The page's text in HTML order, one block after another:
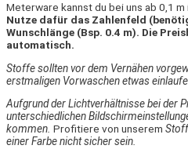
Meterware kannst du bei uns ab 0,1
Nutze dafür das Zahlenfeld
Wunschlänge (Bsp. 0.4 m). Die
automatisch.
Stoffe sollten vor dem Vernähen
erstmaligen Vorwaschen etwas
Aufgrund der Lichtverhältnisse bei der
unterschiedlichen
kommen. Profitiere von unserem
einer Farbe nicht sicher sein.